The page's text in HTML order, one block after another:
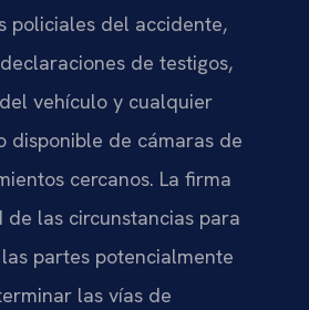
policiales del accidente,
de testigos,
vehículo y cualquier
disponible de cámaras de
cercanos. La firma
las circunstancias para
partes potencialmente
las vías de